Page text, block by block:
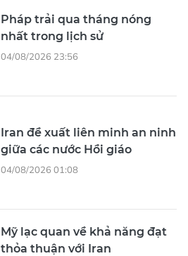
Pháp trải qua tháng nóng
nhất trong lịch sử
04/08/2026 23:56
Iran đề xuất liên minh an ninh
giữa các nước Hồi giáo
04/08/2026 01:08
Mỹ lạc quan về khả năng đạt
thỏa thuận với Iran